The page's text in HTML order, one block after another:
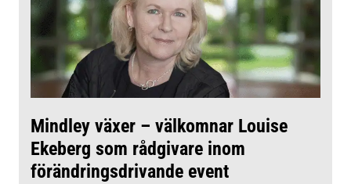
Mindley växer – välkomnar Louise
Ekeberg som rådgivare inom
förändringsdrivande event